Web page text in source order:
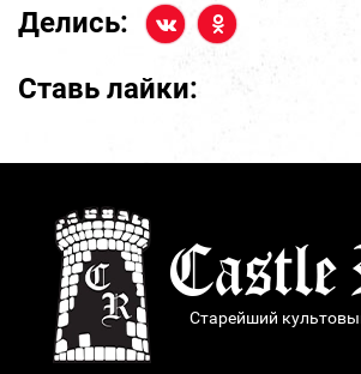
Делись:
Ставь лайки:
Старейший